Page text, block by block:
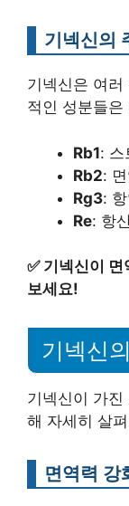
기넥신의
기넥신은 여
적인 성분들은
Rb1: 스
Rb2:
Rg3:
Re: 항
✅ 기넥신이 면
보세요!
기넥신
기넥신이 가진
해 자세히 살
면역력 강